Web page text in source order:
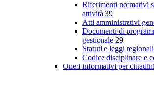
Riferimenti normativi
attività 39
Atti amministrativi
Documenti di
gestionale 29
Statuti e leggi regionali
Codice disciplinare e
Oneri informativi per